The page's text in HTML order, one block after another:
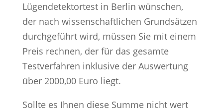
Lügendetektortest in Berlin wünschen,
der nach wissenschaftlichen Grundsätzen
durchgeführt wird, müssen Sie mit einem
Preis rechnen, der für das gesamte
Testverfahren inklusive der Auswertung
über 2000,00 Euro liegt.
Sollte es Ihnen diese Summe nicht wert